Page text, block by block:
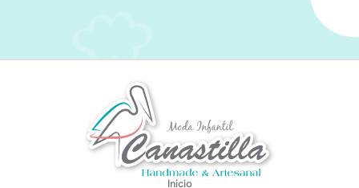
Inicio